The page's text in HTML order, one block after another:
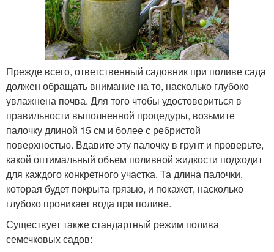
Прежде всего, ответственный садовник при поливе сада
должен обращать внимание на то, насколько глубоко
увлажнена почва. Для того чтобы удостовериться в
правильности выполненной процедуры, возьмите
палочку длиной 15 см и более с ребристой
поверхностью. Вдавите эту палочку в грунт и проверьте,
какой оптимальный объем поливной жидкости подходит
для каждого конкретного участка. Та длина палочки,
которая будет покрыта грязью, и покажет, насколько
глубоко проникает вода при поливе.
Существует также стандартный режим полива
семечковых садов: